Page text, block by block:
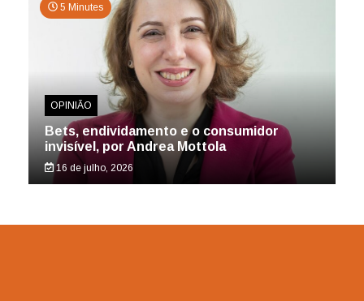
5 Minutes
OPINIÃO
Bets, endividamento e o consumidor
invisível, por Andrea Mottola
16 de julho, 2026